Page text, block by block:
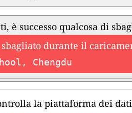
è successo qualcosa di
sbagliato durante il
Chengdu
la piattaforma dei